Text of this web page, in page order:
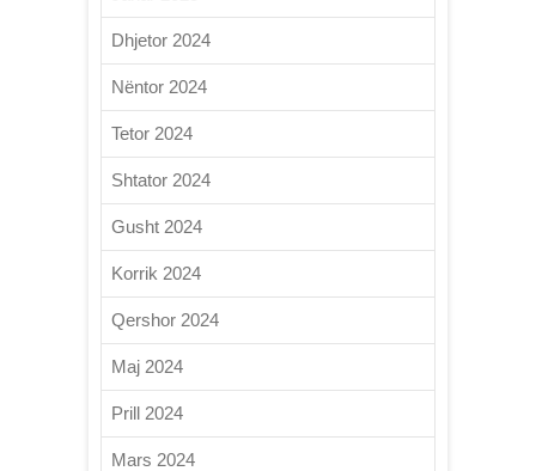
Dhjetor 2024
Nëntor 2024
Tetor 2024
Shtator 2024
Gusht 2024
Korrik 2024
Qershor 2024
Maj 2024
Prill 2024
Mars 2024